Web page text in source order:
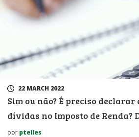
22 MARCH 2022
Sim ou não? É preciso declarar
dívidas no Imposto de Renda?
por ptelles